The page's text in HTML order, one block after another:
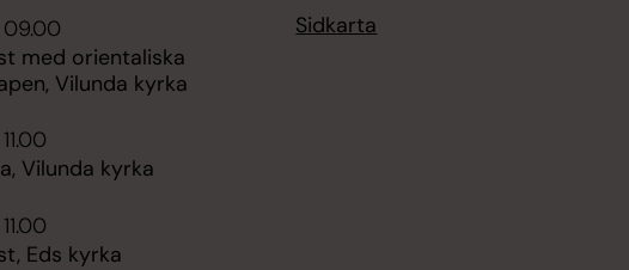
med orientaliska
Vilunda kyrka
Vilunda kyrka
Eds kyrka
Sidkarta